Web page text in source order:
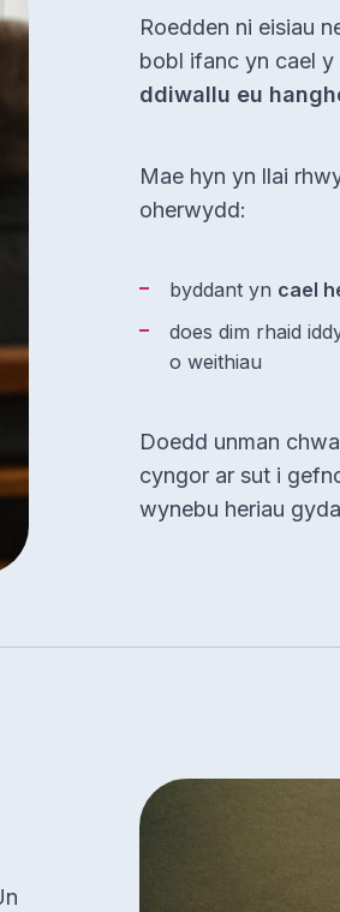
Roedden ni eisiau
bobl ifanc yn cael y
ddiwallu eu
Mae hyn yn llai
oherwydd:
byddant yn cael
does dim rhaid
o weithiau
Doedd unman
cyngor ar sut i
wynebu heriau